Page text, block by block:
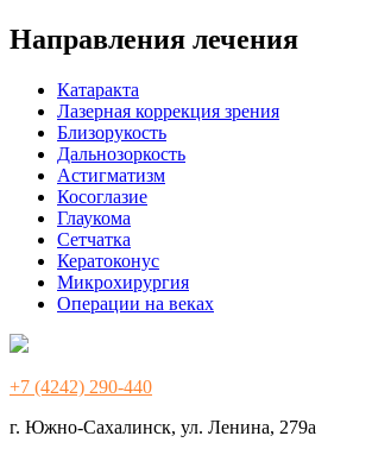
Направления лечения
Катаракта
Лазерная коррекция зрения
Близорукость
Дальнозоркость
Астигматизм
Косоглазие
Глаукома
Сетчатка
Кератоконус
Микрохирургия
Операции на веках
+7 (4242) 290-440
г. Южно-Сахалинск, ул. Ленина, 279а